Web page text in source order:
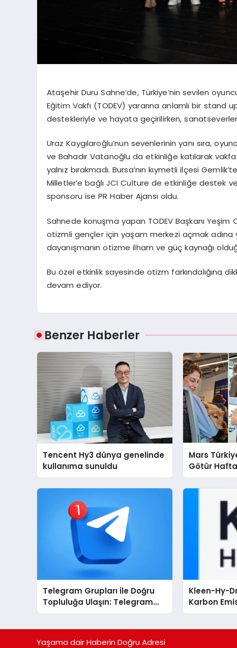
Ataşehir Duru Sahne’de, Türkiye’nin sevilen
Eğitim Vakfı (TODEV) yararına anlamlı bir stand
destekleriyle ve hayata geçirilirken,
Uraz Kaygılaroğlu’nun sevenlerinin yanı sıra,
ve Bahadır Vatanoğlu da etkinliğe katılarak
yalnız bırakmadı. Bursa’nın kıymetli ilçesi
Milletler’e bağlı JCICulture de etkinliğe destek
sponsoru ise PR Haber Ajansı oldu.
Sahnede konuşma yapan TODEV Başkanı Yeşim
otizmli gençler için yaşam merkezi açmak adına
dayanışmanın otizme ilham ve güç kaynağı
Bu özel etkinlik sayesinde otizm farkındalığına
devam ediyor.
Benzer Haberler
Tencent Hy3 dünya genelinde
kullanıma sunuldu
Mars
Götür
Telegram Grupları ile Doğru
Topluluğa Ulaşın: Telegram
Grup Arayanların İşini
Kleen-Hy-
Karbon
Isıtma
Yaşama dair Haberin Doğru Adresi